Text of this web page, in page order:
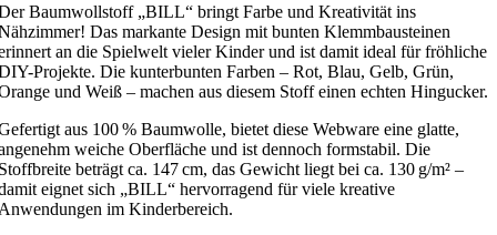
Baumwollstoff „BILL“ bringt Farbe und Kreativität ins
Das markante Design mit bunten Klemmbausteinen
an die Spielwelt vieler Kinder und ist damit ideal für fröhliche
Projekte. Die kunterbunten Farben – Rot, Blau, Gelb, Grün,
und Weiß – machen aus diesem Stoff einen echten Hingucker.
aus 100 % Baumwolle, bietet diese Webware eine glatte,
weiche Oberfläche und ist dennoch formstabil. Die
beträgt ca. 147 cm, das Gewicht liegt bei ca. 130 g/m² –
eignet sich „BILL“ hervorragend für viele kreative
im Kinderbereich.